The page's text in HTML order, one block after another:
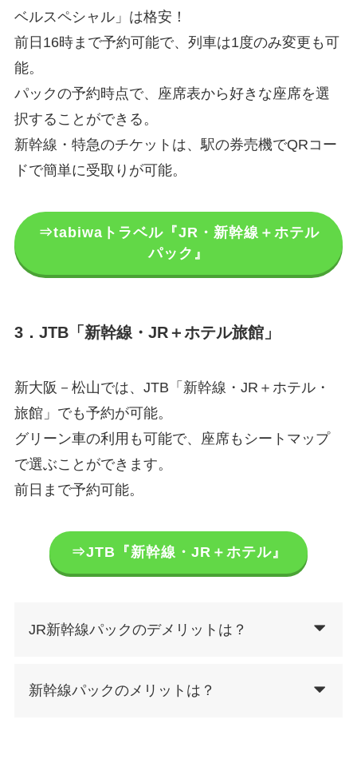
ベルスペシャル」は格安！
前日16時まで予約可能で、列車は1度のみ変更も可
能。
パックの予約時点で、座席表から好きな座席を選
択することができる。
新幹線・特急のチケットは、駅の券売機でQRコー
ドで簡単に受取りが可能。
⇒tabiwaトラベル『JR・新幹線＋ホテル
パック』
3．JTB「新幹線・JR＋ホテル旅館」
新大阪－松山では、JTB「新幹線・JR＋ホテル・
旅館」でも予約が可能。
グリーン車の利用も可能で、座席もシートマップ
で選ぶことができます。
前日まで予約可能。
⇒JTB『新幹線・JR＋ホテル』
JR新幹線パックのデメリットは？
新幹線パックのメリットは？